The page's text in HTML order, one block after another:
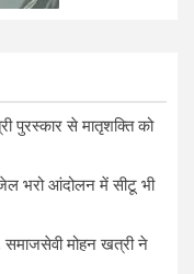
पुरस्कार से मातृशक्ति को
भरो आंदोलन में सीटू भी
समाजसेवी मोहन खत्री ने